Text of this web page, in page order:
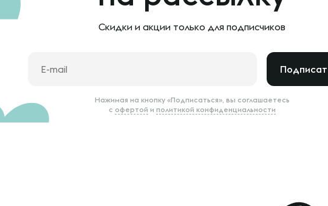
Скидки и акции только для подписчиков
Нажимая на кнопку «Подписаться», вы соглашаетесь
с офертой и политикой конфиденциальности